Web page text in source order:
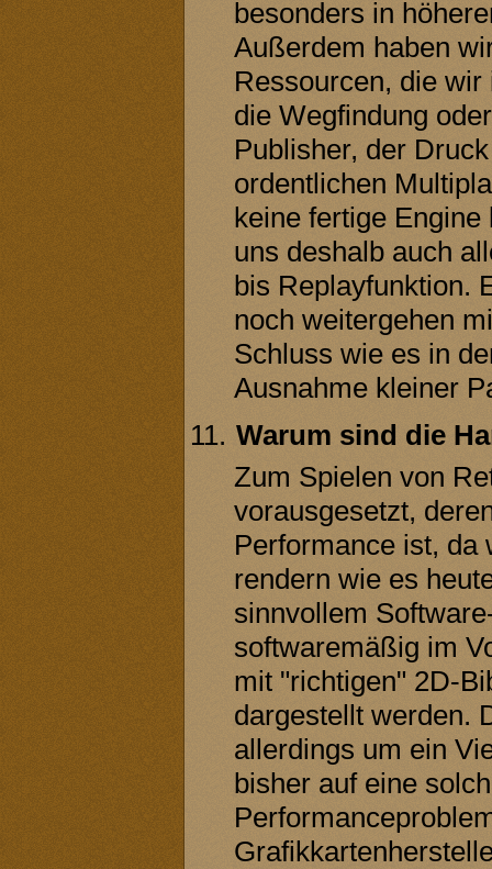
besonders in
Außerdem haben
Ressourcen, die
die Wegfindung
Publisher, der
ordentlichen
keine fertige
uns deshalb auch
bis Replayfunktion.
noch weitergehen
Schluss wie es in
Ausnahme kleiner
Warum sind die
Zum Spielen von
vorausgesetzt,
Performance ist, da
rendern wie es
sinnvollem
softwaremäßig im
mit "richtigen" 2D-
dargestellt werden.
allerdings um ein
bisher auf eine